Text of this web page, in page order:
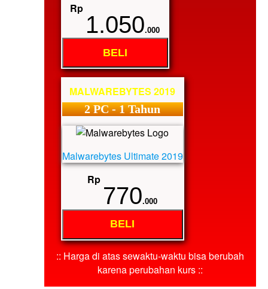
Rp
1.050.000
BELI
MALWAREBYTES 2019
2 PC - 1 Tahun
Malwarebytes Ultimate 2019
Rp
770.000
BELI
:: Harga di atas sewaktu-waktu bisa berubah
karena perubahan kurs ::